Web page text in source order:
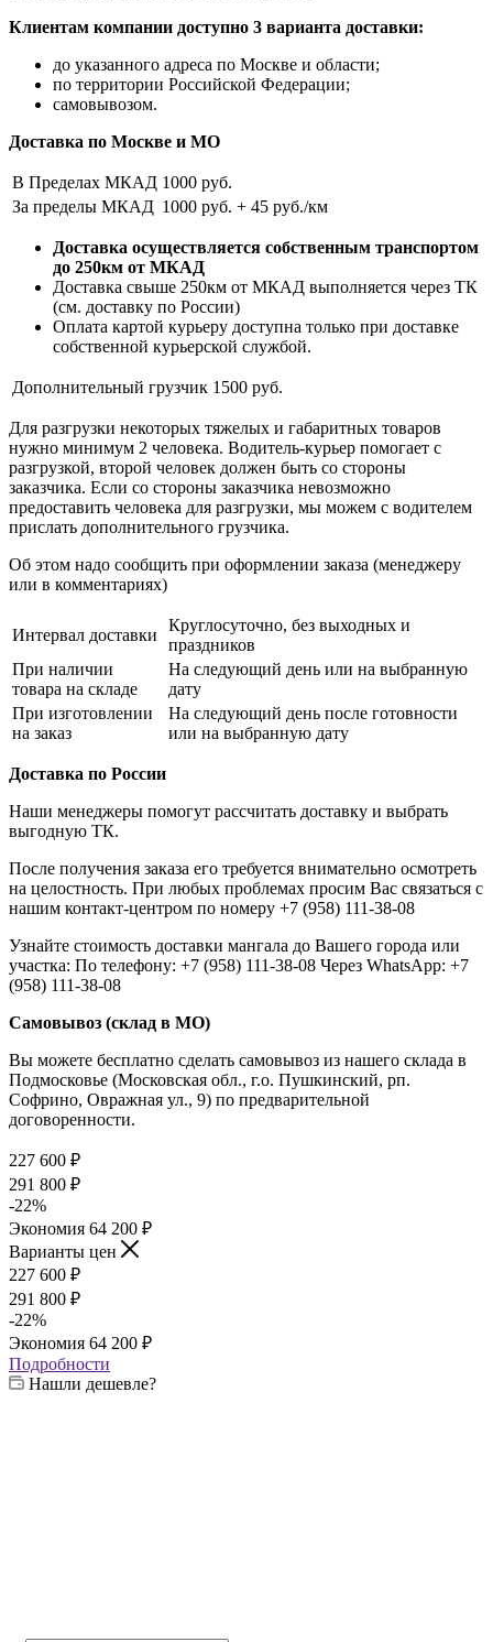
Клиентам компании доступно 3 варианта доставки:
до указанного адреса по Москве и области;
по территории Российской Федерации;
самовывозом.
Доставка по Москве и МО
В Пределах МКАД 1000 руб.
За пределы МКАД 1000 руб. + 45 руб./км
Доставка осуществляется собственным транспортом
до 250км от МКАД
Доставка свыше 250км от МКАД выполняется через ТК
(см. доставку по России)
Оплата картой курьеру доступна только при доставке
собственной курьерской службой.
Дополнительный грузчик 1500 руб.
Для разгрузки некоторых тяжелых и габаритных товаров
нужно минимум 2 человека. Водитель-курьер помогает с
разгрузкой, второй человек должен быть со стороны
заказчика. Если со стороны заказчика невозможно
предоставить человека для разгрузки, мы можем с водителем
прислать дополнительного грузчика.
Об этом надо сообщить при оформлении заказа (менеджеру
или в комментариях)
Интервал доставки
Круглосуточно, без выходных и
праздников
При наличии
товара на складе
На следующий день или на выбранную
дату
При изготовлении
на заказ
На следующий день после готовности
или на выбранную дату
Доставка по России
Наши менеджеры помогут рассчитать доставку и выбрать
выгодную ТК.
После получения заказа его требуется внимательно осмотреть
на целостность. При любых проблемах просим Вас связаться с
нашим контакт-центром по номеру +7 (958) 111-38-08
Узнайте стоимость доставки мангала до Вашего города или
участка: По телефону: +7 (958) 111-38-08 Через WhatsApp: +7
(958) 111-38-08
Самовывоз (склад в МО)
Вы можете бесплатно сделать самовывоз из нашего склада в
Подмосковье (Московская обл., г.о. Пушкинский, рп.
Софрино, Овражная ул., 9) по предварительной
договоренности.
227 600 ₽
291 800 ₽
-22%
Экономия 64 200 ₽
Варианты цен
227 600 ₽
291 800 ₽
-22%
Экономия 64 200 ₽
Подробности
Нашли дешевле?